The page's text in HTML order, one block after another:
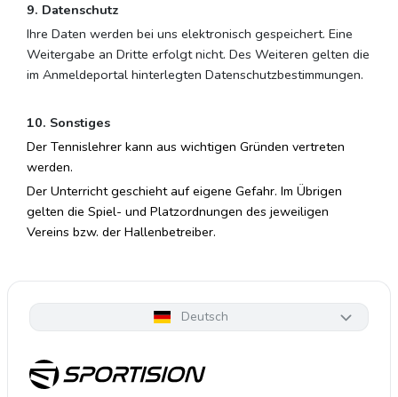
9. Datenschutz
Ihre Daten werden bei uns elektronisch gespeichert. Eine
Weitergabe an Dritte erfolgt nicht. Des Weiteren gelten die
im Anmeldeportal hinterlegten Datenschutzbestimmungen.
10. Sonstiges
Der Tennislehrer kann aus wichtigen Gründen vertreten
werden.
Der Unterricht geschieht auf eigene Gefahr. Im Übrigen
gelten die Spiel- und Platzordnungen des jeweiligen
Vereins bzw. der Hallenbetreiber.
Deutsch